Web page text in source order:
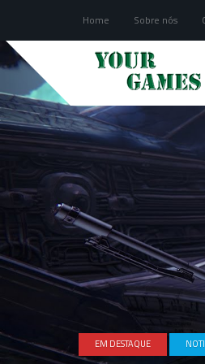
Home Sobre nós
EM DESTAQUE